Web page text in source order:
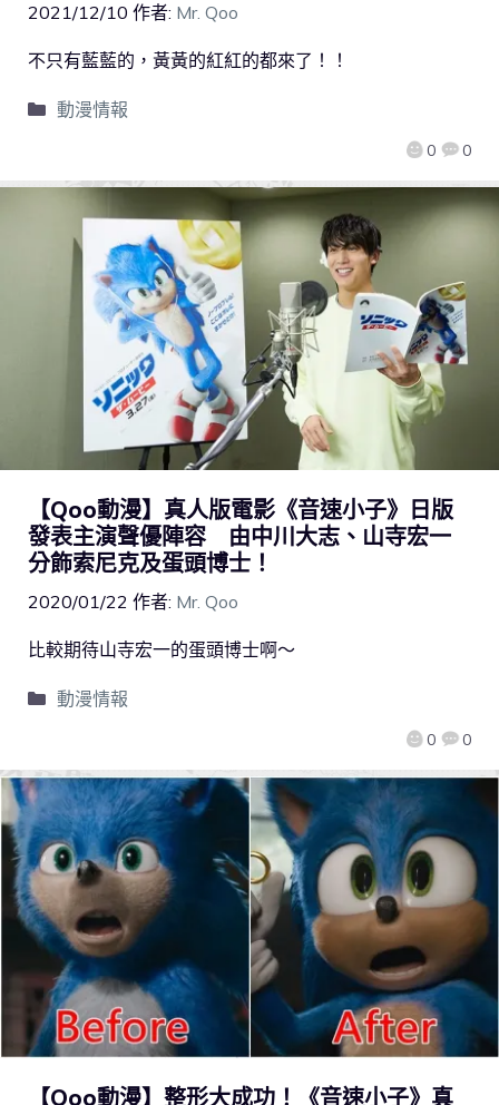
2021/12/10 作者: Mr. Qoo
0 0
不只有藍藍的，黃黃的紅紅的都來了！！
動漫情報
【Qoo動漫】真人版電影《音速小子》日版
發表主演聲優陣容 由中川大志、山寺宏一
分飾索尼克及蛋頭博士！
2020/01/22 作者: Mr. Qoo
0 0
比較期待山寺宏一的蛋頭博士啊～
動漫情報
【Qoo動漫】整形大成功！《音速小子》真